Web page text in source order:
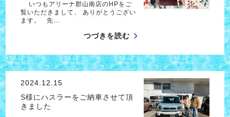
いつもアリーナ郡山南店のHPをご
覧いただきまして、 ありがとうござい
ます。 先…
つづきを読む
2024.12.15
S様にハスラーをご納車させて頂
きました